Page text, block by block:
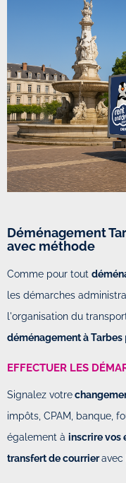
Déménagement
avec méthode
Comme pour tout
les démarches
l'organisation du
déménagement à Tarbes
EFFECTUER LES
Signalez votre
impôts, CPAM, banque,
également à inscrire vos
transfert de courrieravec